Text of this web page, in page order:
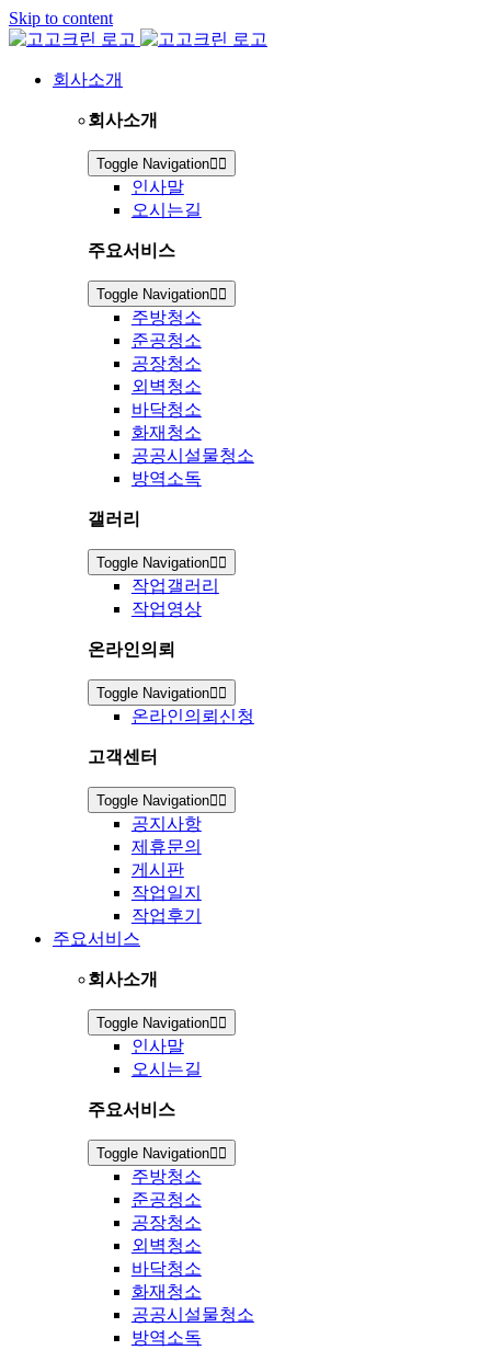
Skip to content
회사소개
회사소개
Toggle Navigation
인사말
오시는길
주요서비스
Toggle Navigation
주방청소
준공청소
공장청소
외벽청소
바닥청소
화재청소
공공시설물청소
방역소독
갤러리
Toggle Navigation
작업갤러리
작업영상
온라인의뢰
Toggle Navigation
온라인의뢰신청
고객센터
Toggle Navigation
공지사항
제휴문의
게시판
작업일지
작업후기
주요서비스
회사소개
Toggle Navigation
인사말
오시는길
주요서비스
Toggle Navigation
주방청소
준공청소
공장청소
외벽청소
바닥청소
화재청소
공공시설물청소
방역소독